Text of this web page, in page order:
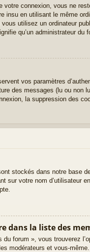
votre connexion, vous ne
insu en utilisant le même
utilisez un ordinateur
qu’un administrateur du
vos paramètres
des messages (lu ou non
la suppression des
stockés dans notre base
sur votre nom d’utilisateur
dans la liste des
du forum », vous trouverez
modérateurs et vous-